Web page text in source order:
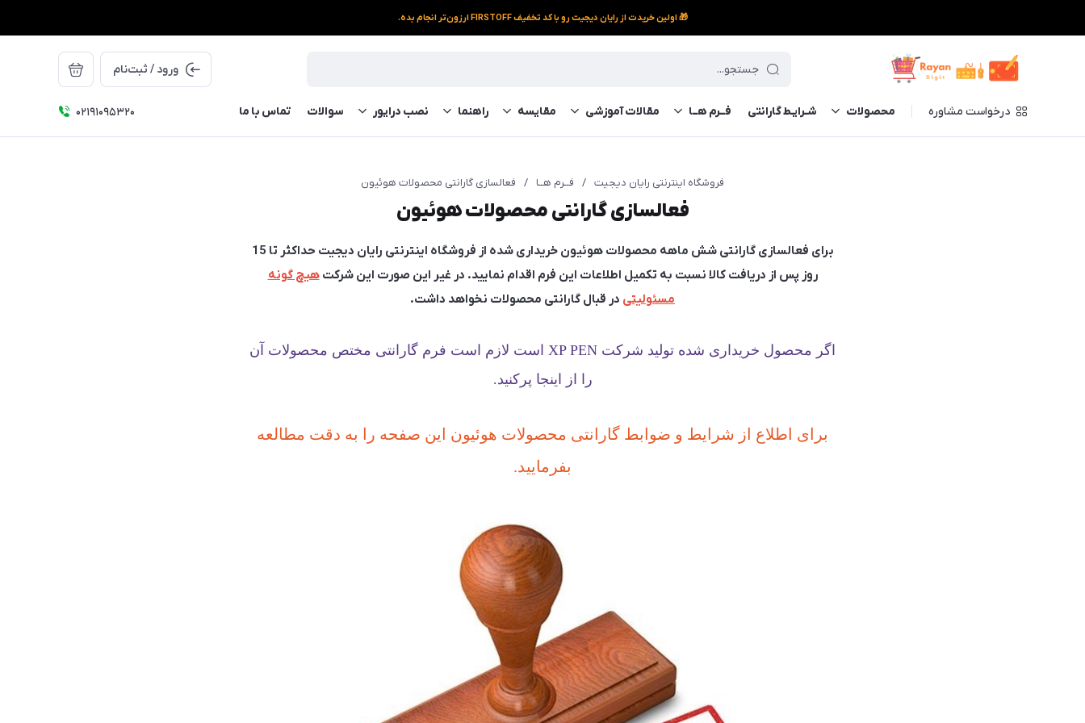
🎁 اولین خریدت از رایان دیجیت رو با کد تخفیف FIRSTOFF ارزون‌تر انجام بده.
ورود / ثبت‌نام
درخواست مشاوره محصولات شـرایـط گارانتی فــرم‌ هــا مقالات آموزشی مقایسه راهنما نصب درایور سوالات تماس با ما ۰۲۱91095320
فروشگاه اینترنتی رایان دیجیت / فــرم‌ هــا / فعالسازی گارانتی محصولات هوئیون
فعالسازی گارانتی محصولات هوئیون
برای فعالسازی گارانتی شش ماهه محصولات هوئیون خریداری شده از فروشگاه اینترنتی رایان دیجیت حداکثر تا 15
روز پس از دریافت کالا نسبت به تکمیل اطلاعات این فرم اقدام نمایید. در غیر این صورت این شرکتهیچ گونه
مسئولیتی در قبال گارانتی محصولات نخواهد داشت.
اگر محصول خریداری شده تولید شرکت XP PEN است لازم است فرم گارانتی مختص محصولات آن
را از اینجا پرکنید.
برای اطلاع از شرایط و ضوابط گارانتی محصولات هوئیون این صفحه را به دقت مطالعه
بفرمایید.